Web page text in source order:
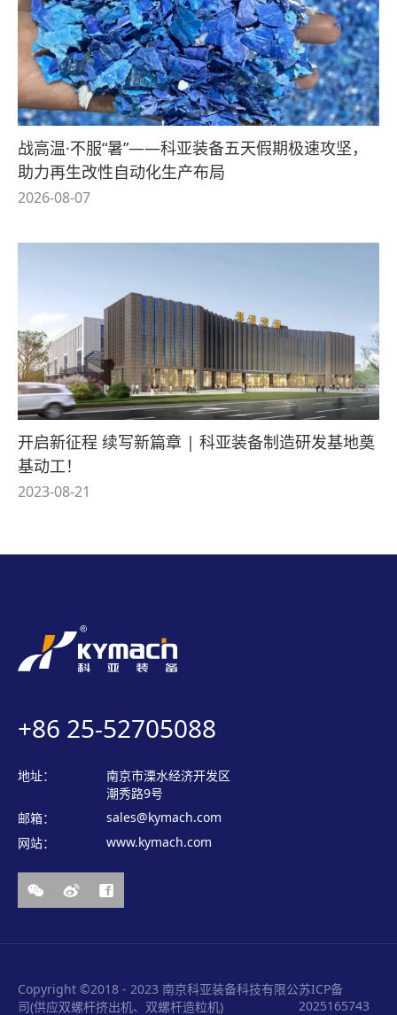
战高温·不服“暑”——科亚装备五天假期极速攻坚，
助力再生改性自动化生产布局
2026-08-07
开启新征程 续写新篇章 | 科亚装备制造研发基地奠
基动工！
2023-08-21
+86 25-52705088
地址：
南京市溧水经济开发区
潮秀路9号
邮箱：
sales@kymach.com
网站：
www.kymach.com
Copyright ©2018 - 2023 南京科亚装备科技有限公
司(供应双螺杆挤出机、双螺杆造粒机)
苏ICP备
2025165743